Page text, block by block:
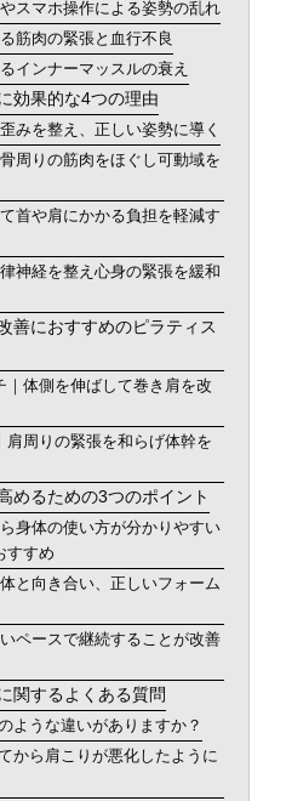
スマホ操作による姿勢の乱れ
筋肉の緊張と血行不良
インナーマッスルの衰え
効果的な4つの理由
みを整え、正しい姿勢に導く
周りの筋肉をほぐし可動域を
首や肩にかかる負担を軽減す
神経を整え心身の緊張を緩和
善におすすめのピラティス
｜体側を伸ばして巻き肩を改
肩周りの緊張を和らげ体幹を
めるための3つのポイント
身体の使い方が分かりやすい
すすめ
と向き合い、正しいフォーム
ペースで継続することが改善
関するよくある質問
ような違いがありますか？
から肩こりが悪化したように